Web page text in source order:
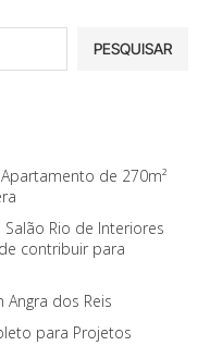
PESQUISAR
de 270m²
Rio de Interiores
contribuir para
Angra dos Reis
para Projetos